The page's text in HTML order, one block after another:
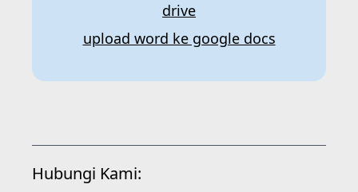
drive
upload word ke google docs
Hubungi Kami: